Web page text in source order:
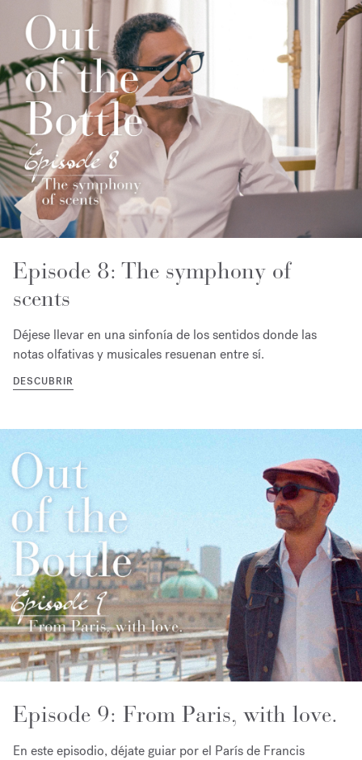
Episode 8: The symphony of
scents
Déjese llevar en una sinfonía de los sentidos donde las
notas olfativas y musicales resuenan entre sí.
DESCUBRIR
Episode 9: From Paris, with love.
En este episodio, déjate guiar por el París de Francis